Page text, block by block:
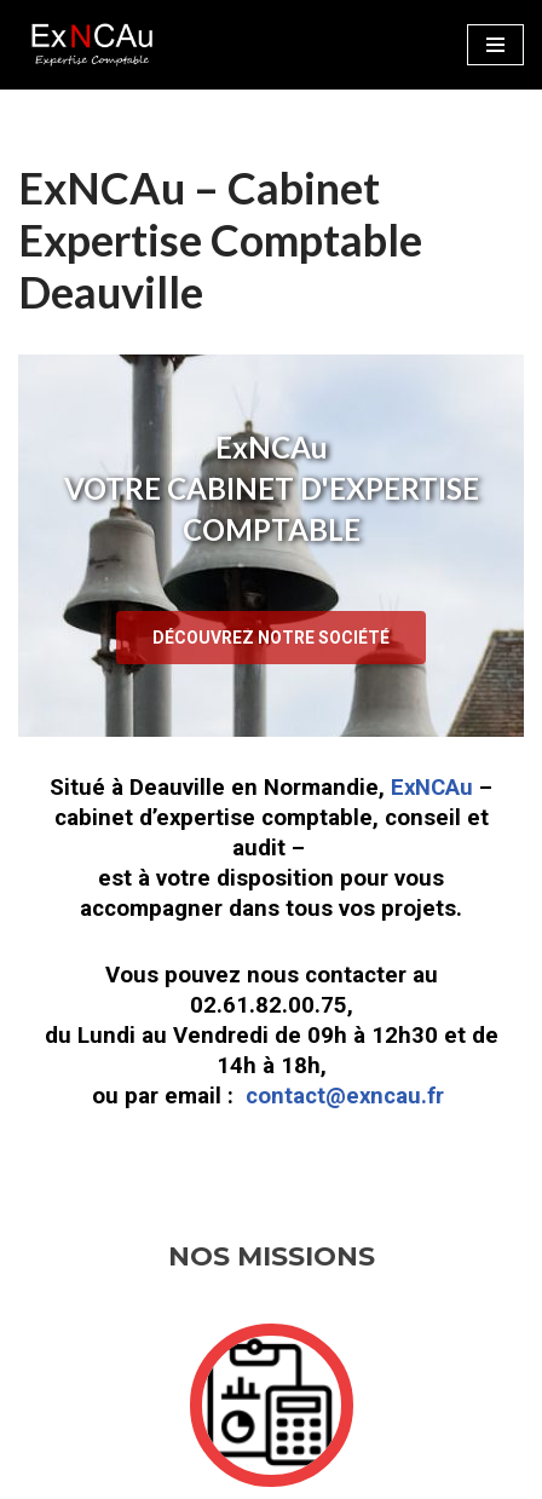
Aller
au
ExNCAu – Cabinet
Expertise Comptable
Deauville
ExNCAu
VOTRE CABINET D'EXPERTISE
COMPTABLE
DÉCOUVREZ NOTRE SOCIÉTÉ
Situé à Deauville en Normandie, ExNCAu –
cabinet d’expertise comptable, conseil et
audit –
est à votre disposition pour vous
accompagner dans tous vos projets.
Vous pouvez nous contacter au
02.61.82.00.75,
du Lundi au Vendredi de 09h à 12h30 et de
14h à 18h,
ou par email : contact@exncau.fr
NOS MISSIONS